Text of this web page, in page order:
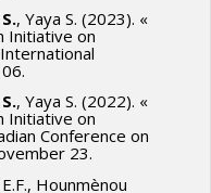
, Yaya S. (2023). «
Initiative on
, Yaya S. (2022). «
Initiative on
Conference on
23.
Hounmènou